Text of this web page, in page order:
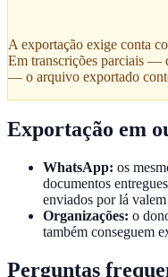
A exportação exige conta
Em transcrições parciais —
— o arquivo exportado
Exportação em
WhatsApp: os
documentos
enviados por lá
Organizações: o
também conseguem
Perguntas